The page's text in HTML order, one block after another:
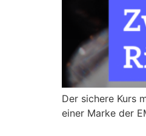
Der sichere Kurs
einer Marke der